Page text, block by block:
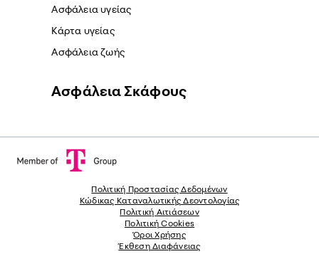
Ασφάλεια υγείας
Κάρτα υγείας
Ασφάλεια ζωής
Ασφάλεια Σκάφους
Πολιτική Προστασίας Δεδομένων
Κώδικας Καταναλωτικής Δεοντολογίας
Πολιτική Αιτιάσεων
Πολιτική Cookies
Όροι Χρήσης
Έκθεση Διαφάνειας